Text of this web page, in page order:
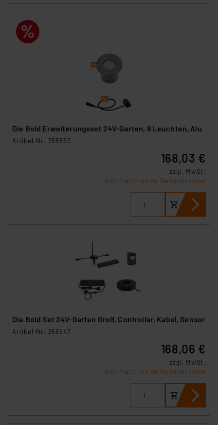
Die Bold Erweiterungsset 24V-Garten, 8 Leuchten, Alu
Artikel-Nr. 258560
168,03 €
zzgl. MwSt.
Informationen zu Versandkosten
Die Bold Set 24V-Garten Groß, Controller, Kabel, Sensor
Artikel-Nr. 258547
168,06 €
zzgl. MwSt.
Informationen zu Versandkosten